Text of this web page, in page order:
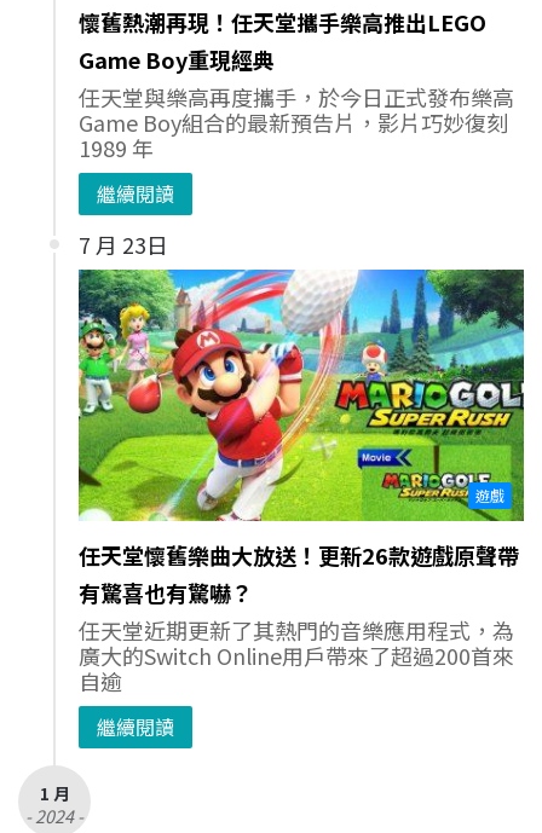
懷舊熱潮再現！任天堂攜手樂高推出LEGO
Game Boy重現經典
任天堂與樂高再度攜手，於今日正式發布樂高
Game Boy組合的最新預告片，影片巧妙復刻
1989 年
繼續閱讀
7 月 23日
遊戲
任天堂懷舊樂曲大放送！更新26款遊戲原聲帶
有驚喜也有驚嚇？
任天堂近期更新了其熱門的音樂應用程式，為
廣大的Switch Online用戶帶來了超過200首來
自逾
繼續閱讀
1 月
- 2024 -